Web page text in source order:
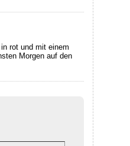
rot und mit einem
Morgen auf den